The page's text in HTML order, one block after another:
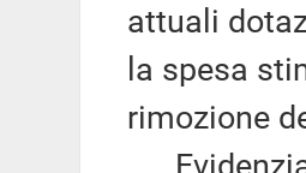
attuali
la spesa
rimozione